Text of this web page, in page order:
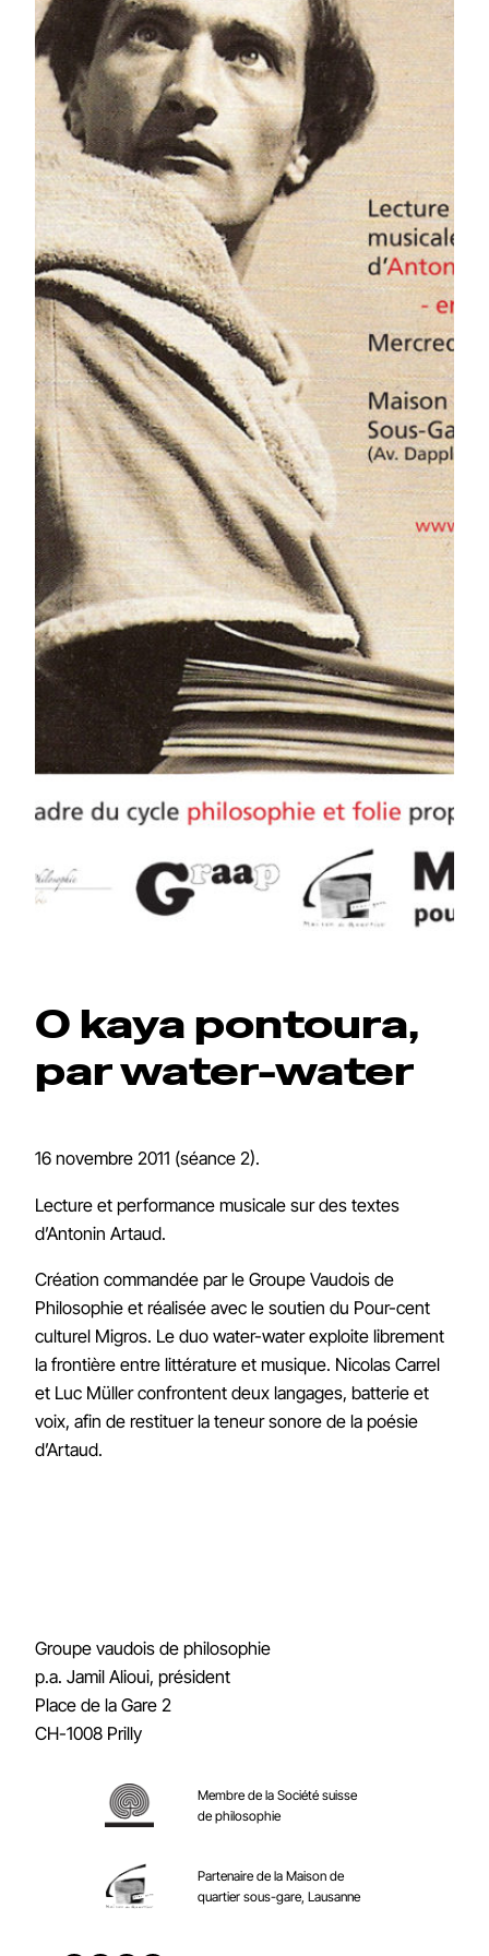
O kaya pontoura,
par water-water
16 novembre 2011 (séance 2).
Lecture et performance musicale sur des textes
d’Antonin Artaud.
Création commandée par le Groupe Vaudois de
Philosophie et réalisée avec le soutien du Pour-cent
culturel Migros. Le duo water-water exploite librement
la frontière entre littérature et musique. Nicolas Carrel
et Luc Müller confrontent deux langages, batterie et
voix, afin de restituer la teneur sonore de la poésie
d’Artaud.
Groupe vaudois de philosophie
p.a. Jamil Alioui, président
Place de la Gare 2
CH-1008 Prilly
Membre de la Société suisse
de philosophie
Partenaire de la Maison de
quartier sous-gare, Lausanne